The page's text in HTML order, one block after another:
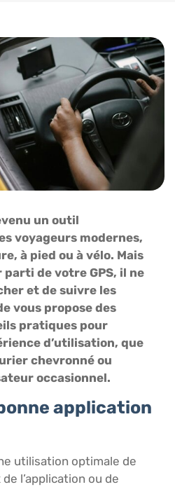
un outil
voyageurs modernes,
à pied ou à vélo. Mais
de votre GPS, il ne
et de suivre les
vous propose des
pratiques pour
d’utilisation, que
chevronné ou
occasionnel.
application
utilisation optimale de
l’application ou de